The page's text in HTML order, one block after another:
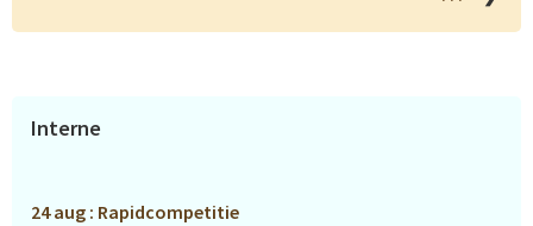
Primaire
Interne
24 aug : Rapidcompetitie